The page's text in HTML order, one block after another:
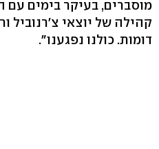
מוסברים, בעיקר בימים
קהילה של יוצאי צ'רנוביל
דומות. כולנו נפגענו".